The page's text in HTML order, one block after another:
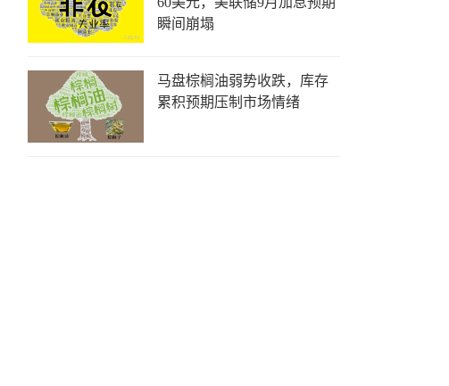
瞬间崩塌
马盘棕榈油弱势收跌，库存
累积预期压制市场情绪